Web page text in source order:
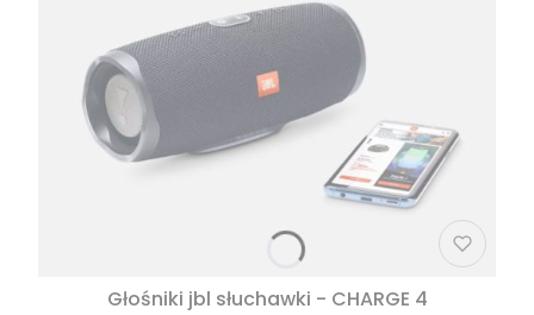
Głośniki jbl słuchawki - CHARGE 4